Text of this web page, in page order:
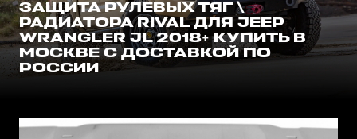
ЗАЩИТА РУЛЕВЫХ ТЯГ \
РАДИАТОРА RIVAL ДЛЯ JEEP
WRANGLER JL 2018+ КУПИТЬ В
МОСКВЕ С ДОСТАВКОЙ ПО
РОССИИ